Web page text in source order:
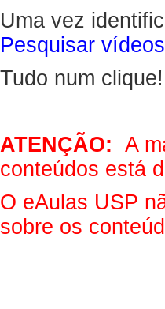
Uma vez
Pesquisar vídeos
Tudo num clique!
ATENÇÃO: A
conteúdos está
O eAulas USP
sobre os